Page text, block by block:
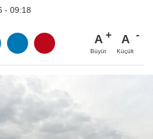
- 09:18
A
Büyüt
A
Küçült